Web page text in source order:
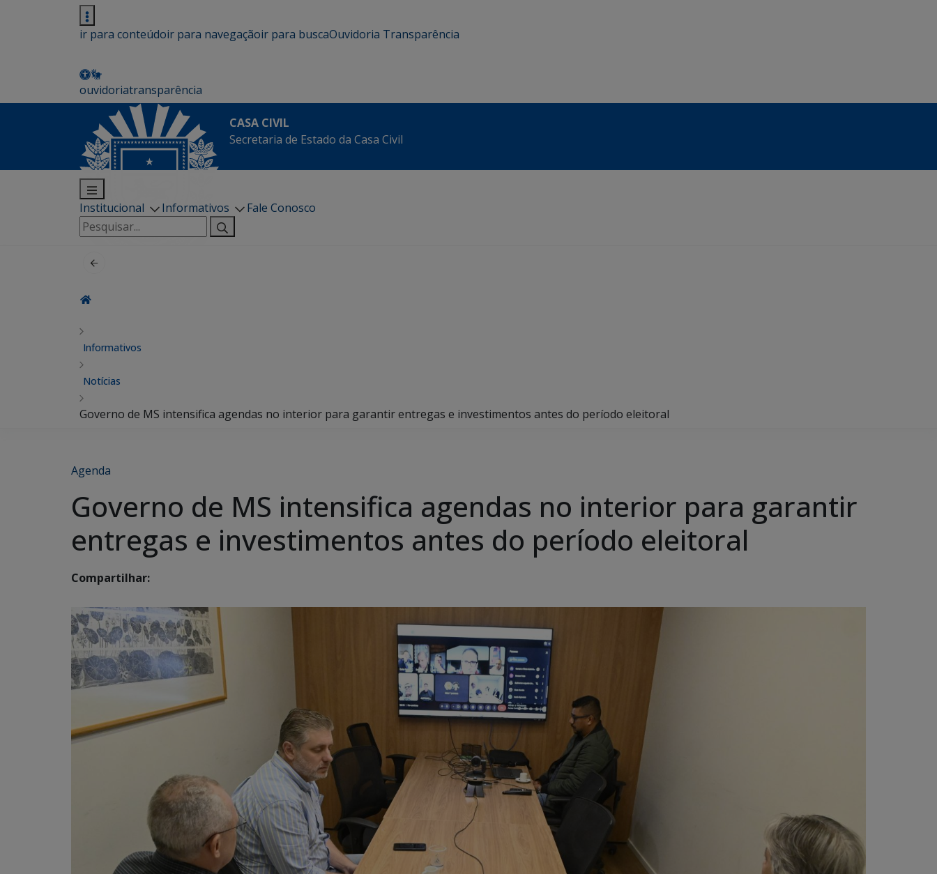
ir para conteúdoir para navegaçãoir para buscaOuvidoria Transparência
ouvidoriatransparência
CASA CIVIL
Secretaria de Estado da Casa Civil
Institucional Informativos
Fale Conosco
Pesquisar
por:
Informativos
Notícias
Governo de MS intensifica agendas no interior para garantir entregas e investimentos antes do período eleitoral
Agenda
Governo de MS intensifica agendas no interior para garantir
entregas e investimentos antes do período eleitoral
Compartilhar: